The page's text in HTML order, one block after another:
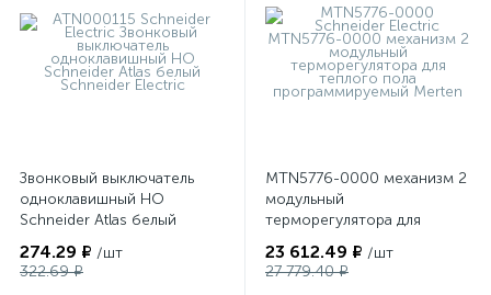
Звонковый выключатель
одноклавишный НО
Schneider Atlas белый
274.29 ₽ /шт
322.69 ₽
MTN5776-0000 механизм 2
модульный
терморегулятора для
программируемый Merten
23 612.49 ₽ /шт
27 779.40 ₽